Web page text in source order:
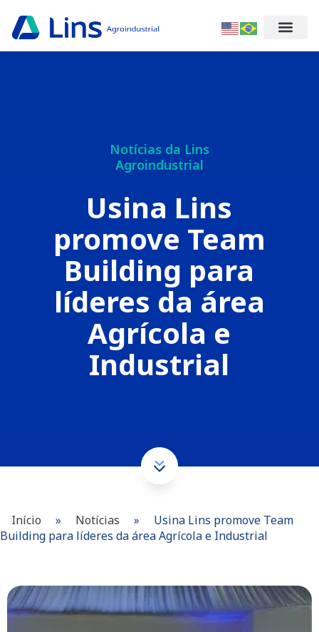
Notícias da Lins
Agroindustrial
Usina Lins
promove Team
Building para
líderes da área
Agrícola e
Industrial
Início » Notícias »
Usina Lins promove Team
Building para líderes da área Agrícola e Industrial